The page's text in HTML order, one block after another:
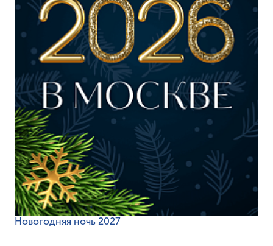
Новогодняя ночь 2027